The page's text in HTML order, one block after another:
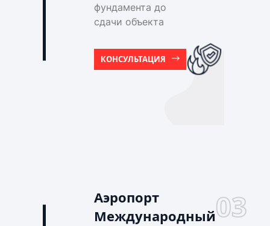
фундамента до
сдачи объекта
КОНСУЛЬТАЦИЯ
Аэропорт
Международный03